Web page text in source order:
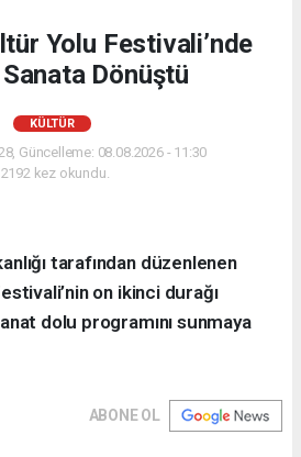
Yolu Festivali’nde
Dönüştü
KÜLTÜR
Güncelleme: 08.08.2026 - 11:30
2192 kez okundu.
tarafından düzenlenen
on ikinci durağı
dolu programını sunmaya
ABONE OL